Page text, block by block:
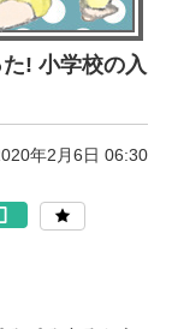
! 小学校の入
年2月6日 06:30